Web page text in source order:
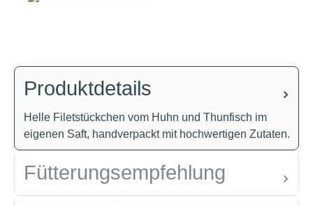
Produktdetails
Helle Filetstückchen vom Huhn und Thunfisch im
eigenen Saft, handverpackt mit hochwertigen Zutaten.
Fütterungsempfehlung